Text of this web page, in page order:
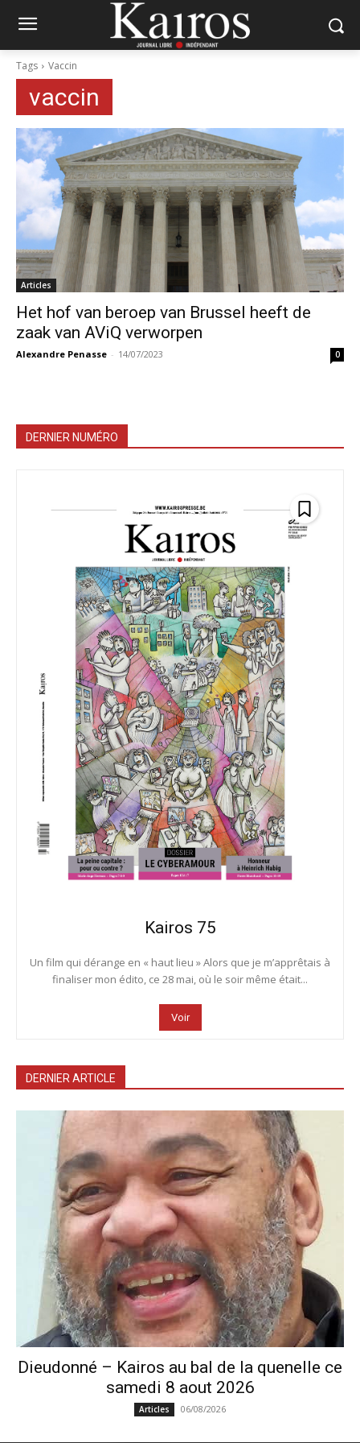
Tags Vaccin
vaccin
Articles
Het hof van beroep van Brussel heeft de
zaak van AViQ verworpen
Alexandre Penasse - 14/07/2023 0
DERNIER NUMÉRO
Kairos 75
Un film qui dérange en « haut lieu » Alors que je m’apprêtais à
finaliser mon édito, ce 28 mai, où le soir même était...
Voir
DERNIER ARTICLE
Dieudonné – Kairos au bal de la quenelle ce
samedi 8 aout 2026
Articles 06/08/2026